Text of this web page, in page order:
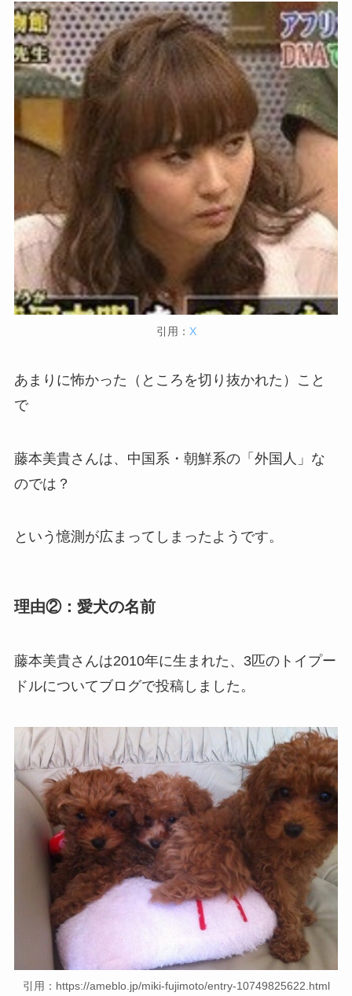
引用： X
あまりに怖かった（ところを切り抜かれた）こと
で
藤本美貴さんは、中国系・朝鮮系の「外国人」な
のでは？
という憶測が広まってしまったようです。
理由②：愛犬の名前
藤本美貴さんは2010年に生まれた、3匹のトイプー
ドルについてブログで投稿しました。
引用：https://ameblo.jp/miki-fujimoto/entry-10749825622.html